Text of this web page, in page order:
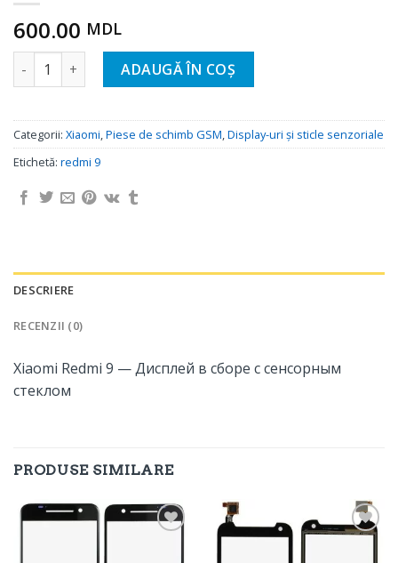
600.00 MDL
Cantitate Xiaomi Redmi 9 - Дисплей в сборе с сенсорным
ADAUGĂ ÎN COȘ
Categorii: Xiaomi,Piese de schimb GSM,Display-uri și sticle senzoriale
Etichetă: redmi 9
DESCRIERE
RECENZII (0)
Xiaomi Redmi 9 — Дисплей в сборе с сенсорным
стеклом
PRODUSE SIMILARE